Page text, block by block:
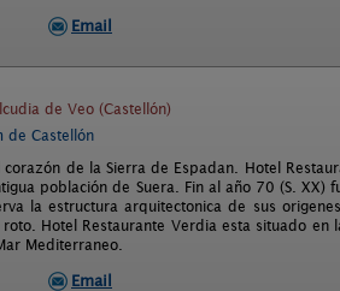
Email
de Veo (Castellón)
de Castellón
de la Sierra de Espadan. Hotel
población de Suera. Fin al año 70 (S. XX)
la estructura arquitectonica de sus
Hotel Restaurante Verdia esta situado en
Mediterraneo.
Email